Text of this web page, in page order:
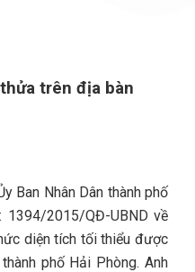
trên địa bàn
Ban Nhân Dân thành phố
1394/2015/QĐ-UBND về
diện tích tối thiểu được
phố Hải Phòng. Anh